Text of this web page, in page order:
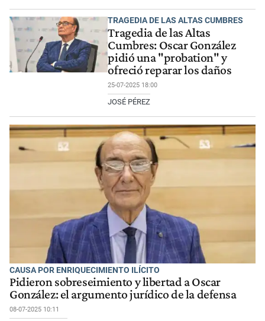
TRAGEDIA DE LAS ALTAS CUMBRES
Tragedia de las Altas
Cumbres: Oscar González
pidió una "probation" y
ofreció reparar los daños
25-07-2025 18:00
JOSÉ PÉREZ
CAUSA POR ENRIQUECIMIENTO ILÍCITO
Pidieron sobreseimiento y libertad a Oscar
González: el argumento jurídico de la defensa
08-07-2025 10:11